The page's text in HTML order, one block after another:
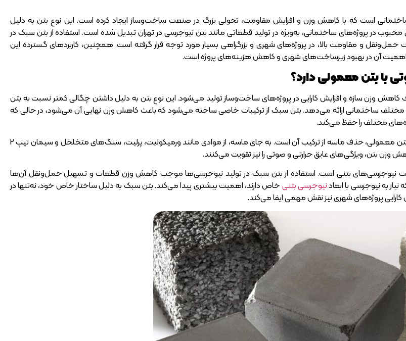
است که با کاهش وزن و افزایش مقاومت، تحولی بزرگ در صنعت ساخت‌وساز ایجاد کرده است. این نوع بتن به دلیل
در پروژه‌های ساختمانی، به‌ویژه در تولید قطعاتی مانند بتن نیوجرسی در تهران تبدیل شده است. استفاده از بتن سبک در
و مقاومت بالا، در پروژه‌های شهری و بزرگراهی بسیار مورد توجه قرار گرفته است. همچنین، کاربردهای گسترده این
آن در بهبود زیرساخت‌های شهری و کاهش هزینه‌های پروژه است.
با بتن معمولی دارد؟
وزن سازه و افزایش کارایی در پروژه‌های ساخت‌وساز تولید می‌شود. این نوع بتن به دلیل داشتن چگالی کمتر نسبت به بتن
ساختمانی ارائه می‌دهد. بتن سبک از ترکیبات خاصی ساخته می‌شود که باعث کاهش وزن نهایی آن می‌شود، در حالی که
مختلف را حفظ می‌کند.
یکی از مهم‌ترین تفاوت‌های بتن سبک با بتن معمولی، حذف ماسه از ترکیب آن است. به جای ماسه، از موادی مانند ورمیکولیت، پرلیت، سنگ‌های متخلخل و سیمان تیپ 2
وزن بتن، ویژگی‌های عایق حرارتی و صوتی را نیز تقویت می‌کنند.
نیوجرسی‌های بتنی است. استفاده از بتن سبک در تولید نیوجرسی‌ها موجب کاهش وزن قطعات و تسهیل حمل‌ونقل آن‌ها
به نیوجرسی باابعادنیوجرسی بتنیخاص دارند، اهمیت بیشتری پیدا می‌کند. بتن سبک به دلیل ساختار خاص خود، نه‌تنها در
پروژه‌های شهری نیز نقش مهمی ایفا می‌کند.